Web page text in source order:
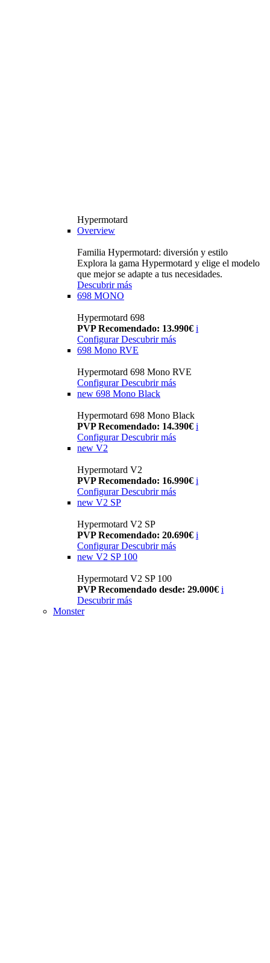
Hypermotard
Overview
Familia Hypermotard: diversión y estilo
Explora la gama Hypermotard y elige el modelo
que mejor se adapte a tus necesidades.
Descubrir más
698 MONO
Hypermotard 698
PVP Recomendado: 13.990€ i
ConfigurarDescubrir más
698 Mono RVE
Hypermotard 698 Mono RVE
Configurar Descubrir más
new 698 Mono Black
Hypermotard 698 Mono Black
PVP Recomendado: 14.390€ i
Configurar Descubrir más
new V2
Hypermotard V2
PVP Recomendado: 16.990€ i
Configurar Descubrir más
new V2 SP
Hypermotard V2 SP
PVP Recomendado: 20.690€ i
Configurar Descubrir más
new V2 SP 100
Hypermotard V2 SP 100
PVP Recomendado desde: 29.000€ i
Descubrir más
Monster